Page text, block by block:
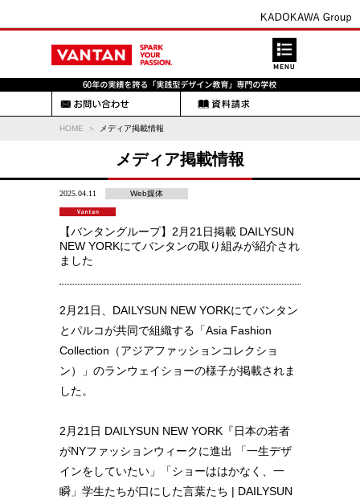
HOME メディア掲載情報
メディア掲載情報
2025.04.11 Web媒体
【バンタングループ】2月21日掲載 DAILYSUN
NEW YORKにてバンタンの取り組みが紹介され
ました
2月21日、DAILYSUN NEW YORKにてバンタン
とパルコが共同で組織する「Asia Fashion
Collection（アジアファッションコレクショ
ン）」のランウェイショーの様子が掲載されま
した。
2月21日 DAILYSUN NEW YORK『日本の若者
がNYファッションウィークに進出 「一生デザ
インをしていたい」「ショーははかなく、一
瞬」学生たちが口にした言葉たち | DAILYSUN